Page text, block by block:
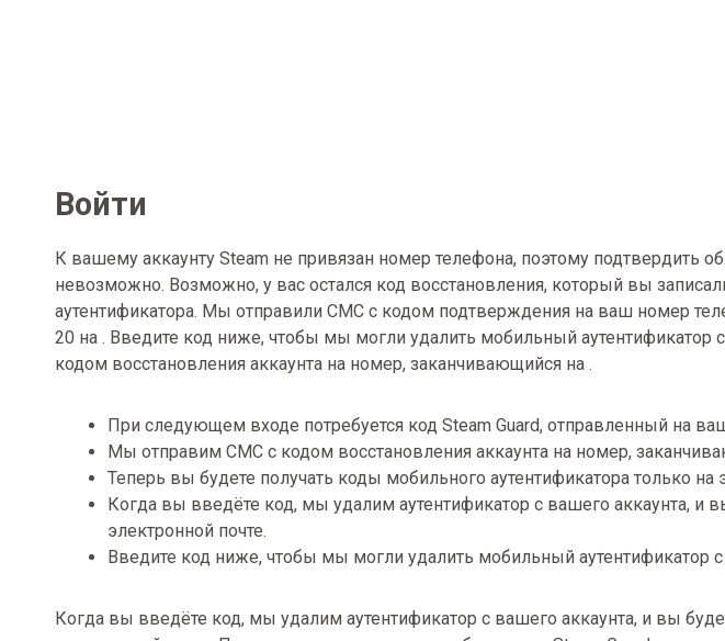
Войти
К вашему аккаунту Steam не привязан номер телефона, поэтому подтвердить
невозможно. Возможно, у вас остался код восстановления, который вы
аутентификатора. Мы отправили СМС с кодом подтверждения на ваш номер
20 на . Введите код ниже, чтобы мы могли удалить мобильный
кодом восстановления аккаунта на номер, заканчивающийся на .
При следующем входе потребуется код Steam Guard, отправленный на
Мы отправим СМС с кодом восстановления аккаунта на номер,
Теперь вы будете получать коды мобильного аутентификатора только на
Когда вы введёте код, мы удалим аутентификатор с вашего аккаунта, и
электронной почте.
Введите код ниже, чтобы мы могли удалить мобильный аутентификатор с
Когда вы введёте код, мы удалим аутентификатор с вашего аккаунта, и вы